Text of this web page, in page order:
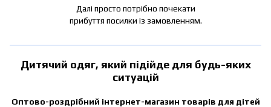
Далі просто потрібно почекати
прибуття посилки із замовленням.
Дитячий одяг, який підійде для будь-яких
ситуацій
Оптово-роздрібний інтернет-магазин товарів для дітей